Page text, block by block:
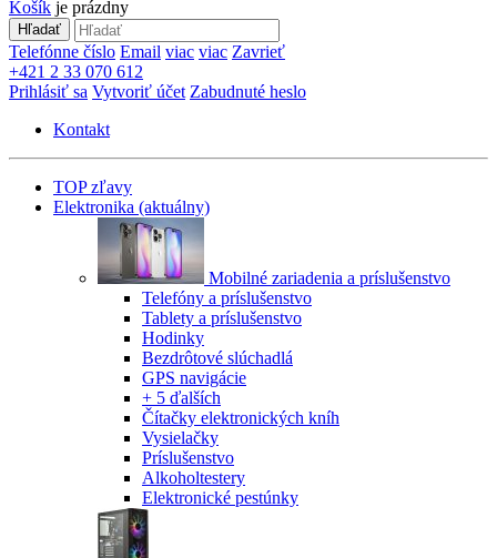
Košík je prázdny
Hľadať
Telefónne číslo Email viac viac Zavrieť
+421 2 33 070 612
Prihlásiť sa Vytvoriť účet Zabudnuté heslo
Kontakt
TOP zľavy
Elektronika (aktuálny)
Mobilné zariadenia a príslušenstvo
Telefóny a príslušenstvo
Tablety a príslušenstvo
Hodinky
Bezdrôtové slúchadlá
GPS navigácie
+ 5 ďalších
Čítačky elektronických kníh
Vysielačky
Príslušenstvo
Alkoholtestery
Elektronické pestúnky